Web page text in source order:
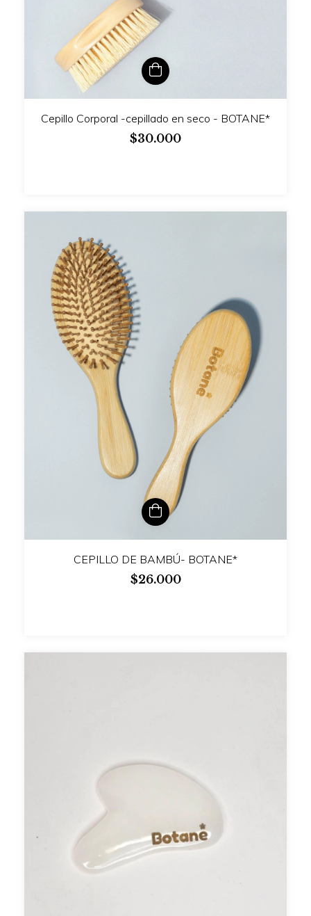
Cepillo Corporal -cepillado en seco - BOTANE*
$30.000
CEPILLO DE BAMBÚ- BOTANE*
$26.000